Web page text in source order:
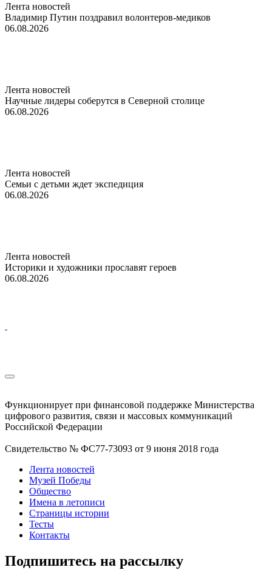
Лента новостей
Владимир Путин поздравил волонтеров-медиков
06.08.2026
Лента новостей
Научные лидеры соберутся в Северной столице
06.08.2026
Лента новостей
Семьи с детьми ждет экспедиция
06.08.2026
Лента новостей
Историки и художники прославят героев
06.08.2026
Функционирует при финансовой поддержке Министерства
цифрового развития, связи и массовых коммуникаций
Российской Федерации
Свидетельство № ФС77-73093 от 9 июня 2018 года
Лента новостей
Музей Победы
Общество
Имена в летописи
Страницы истории
Тесты
Контакты
Подпишитесь на рассылку